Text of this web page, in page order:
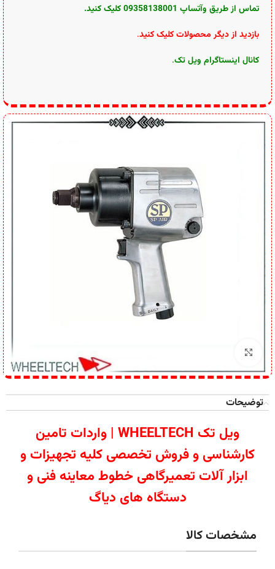
تماس از طریق وآتساپ 09358138001 کلیک کنید.
بازدید از دیگر محصولات کلیک کنید.
کانال اینستاگرام ویل تک.
توضیحات
ویل تک WHEELTECH | واردات تامین
کارشناسی و فروش تخصصی کلیه تجهیزات و
ابزار آلات تعمیرگاهی خطوط معاینه فنی و
دستگاه های دیاگ
مشخصات کالا